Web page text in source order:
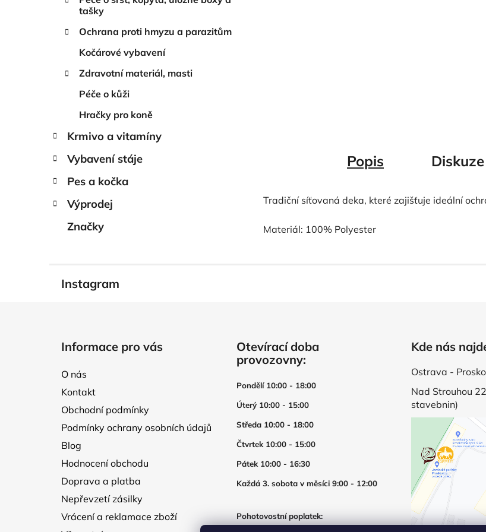
tašky
Ochrana proti hmyzu a parazitům
Kočárové vybavení
Zdravotní materiál, masti
Péče o kůži
Hračky pro koně
Krmivo a vitamíny
Vybavení stáje
Pes a kočka
Výprodej
Značky
Popis Diskuze
Tradiční síťovaná deka, které zajišťuje ideální
Materiál: 100% Polyester
Instagram
Informace pro vás
O nás
Kontakt
Obchodní podmínky
Podmínky ochrany osobních údajů
Blog
Hodnocení obchodu
Doprava a platba
Nepřevzetí zásilky
Vrácení a reklamace zboží
Otevírací doba
provozovny:
Pondělí 10:00 - 18:00
Úterý 10:00 - 15:00
Středa 10:00 - 18:00
Čtvrtek 10:00 - 15:00
Pátek 10:00 - 16:30
Každá 3. sobota v měsíci 9:00 - 12:00
Pohotovostní poplatek:
Kde nás
Ostrava -
Nad Strouhou
stavebnin)